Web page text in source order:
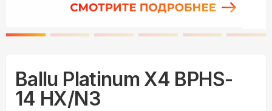
Ballu Platinum X4 BPHS-
14 HX/N3